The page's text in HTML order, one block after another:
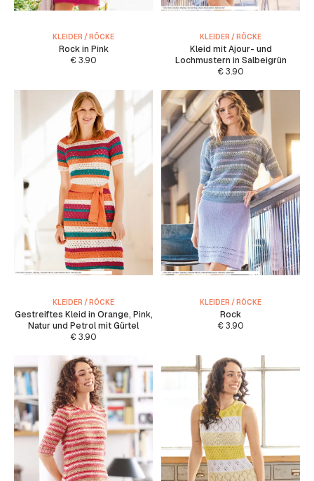
KLEIDER / RÖCKE
Rock in Pink
€3.90
KLEIDER / RÖCKE
Kleid mit Ajour- und
Lochmustern in Salbeigrün
€3.90
KLEIDER / RÖCKE
Gestreiftes Kleid in Orange, Pink,
Natur und Petrol mit Gürtel
€3.90
KLEIDER / RÖCKE
Rock
€3.90